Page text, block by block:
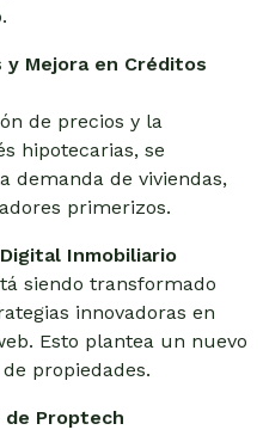
y Mejora en Créditos
de precios y la
hipotecarias, se
demanda de viviendas,
primerizos.
Inmobiliario
siendo transformado
innovadoras en
Esto plantea un nuevo
propiedades.
Proptech